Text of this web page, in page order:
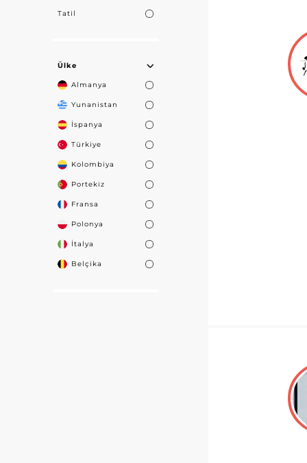
Tatil
Ülke
Almanya
Yunanistan
İspanya
Türkiye
Kolombiya
Portekiz
Fransa
Polonya
İtalya
Belçika